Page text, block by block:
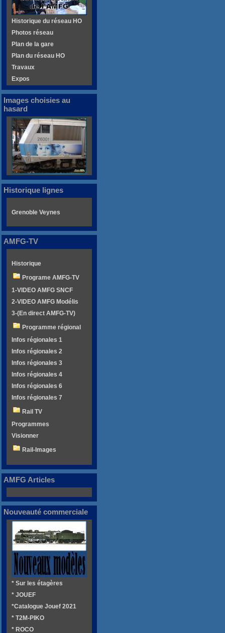
Historique du réseau HO
Photos réseau
Plan de la gare
Plan du réseau HO
Travaux
Expos
Images choisies au
hasard
Historique lignes
Grenoble Veynes
AMFG-TV
Historique
Programe AMFG-TV
1-VIDEO AMFG SNCF
2-VIDEO AMFG Modélis
3-(En direct AMFG-TV)
Programme régional
Infos régionales 1
Infos régionales 2
Infos régionales 3
Infos régionales 4
Infos régionales 6
Infos régionales 7
Rail TV
Programmes
Visionner
Rail-Images
AMFG Articles
Nouveauté commerciale
* Sur les étagères
* JOUEF
*Catalogue Jouef 2021
* T2M-PIKO
* ROCO